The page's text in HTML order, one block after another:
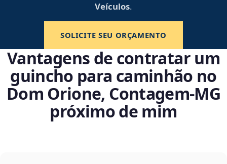
Veículos.
SOLICITE SEU ORÇAMENTO
Vantagens de contratar um
guincho para caminhão no
Dom Orione, Contagem‑MG
próximo de mim